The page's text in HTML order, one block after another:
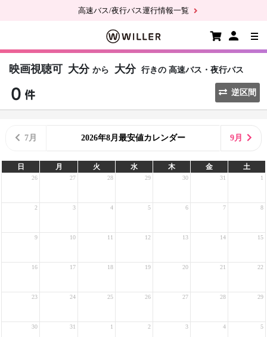
高速バス/夜行バス運行情報一覧
映画視聴可 大分 から 大分 行きの 高速バス・夜行バス
逆区間
7月 2026年8月最安値カレンダー 9月
日 月 火 水 木 金 土
26 27 28 29 30 31 1
2 3 4 5 6 7 8
9 10 11 12 13 14 15
16 17 18 19 20 21 22
23 24 25 26 27 28 29
30 31 1 2 3 4 5